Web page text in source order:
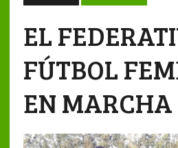
EL
FÚTBOL
EN MARCHA